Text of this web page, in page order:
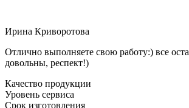
Ирина Криворотова
Отлично выполняете свою работу:) все
довольны, респект!)
Качество продукции
Уровень сервиса
Срок изготовления